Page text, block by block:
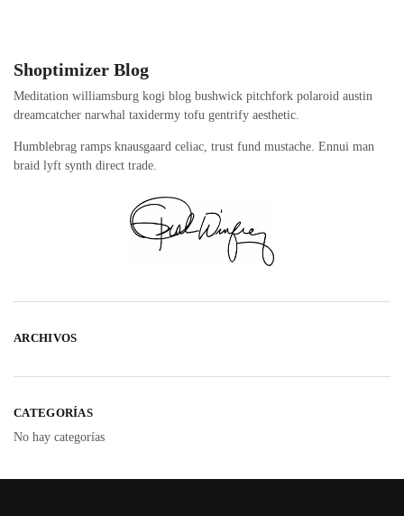
Shoptimizer Blog
Meditation williamsburg kogi blog bushwick pitchfork polaroid austin
dreamcatcher narwhal taxidermy tofu gentrify aesthetic.
Humblebrag ramps knausgaard celiac, trust fund mustache. Ennui man
braid lyft synth direct trade.
ARCHIVOS
CATEGORÍAS
No hay categorías